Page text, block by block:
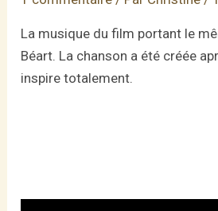
La musique du film portant le
Béart. La chanson a été créée
inspire totalement.